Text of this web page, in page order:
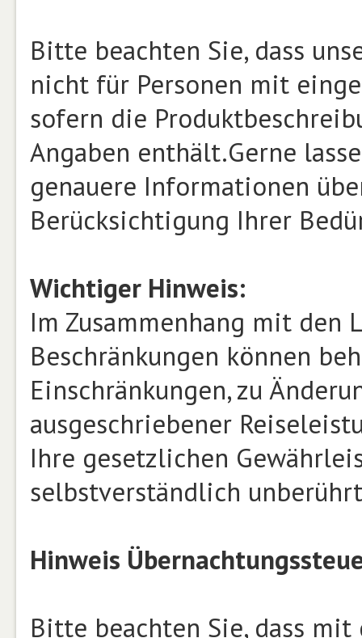
Bitte beachten Sie, dass
nicht für Personen mit
sofern die
Angaben enthält.Gerne
genauere Informationen
Berücksichtigung Ihrer
Wichtiger Hinweis:
Im Zusammenhang mit den
Beschränkungen können
Einschränkungen, zu
ausgeschriebener
Ihre gesetzlichen
selbstverständlich
Hinweis
Bitte beachten Sie, dass